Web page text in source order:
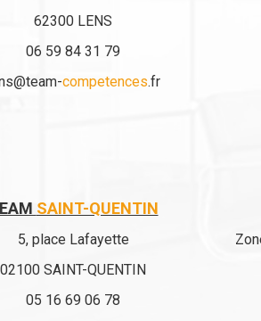
62300 LENS
06 59 84 31 79
competences.fr
SAINT-QUENTIN
5, place Lafayette
02100 SAINT-QUENTIN
05 16 69 06 78